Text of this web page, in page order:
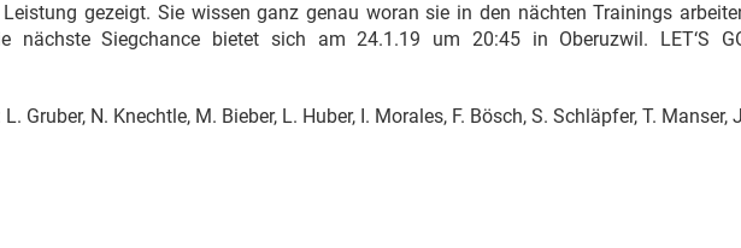
gezeigt. Sie wissen ganz genau woran sie in den nächten Trainings
nächste Siegchance bietet sich am 24.1.19 um 20:45 in Oberuzwil. LET‘S
Gruber, N. Knechtle, M. Bieber, L. Huber, I. Morales, F. Bösch, S. Schläpfer, T. Manser,